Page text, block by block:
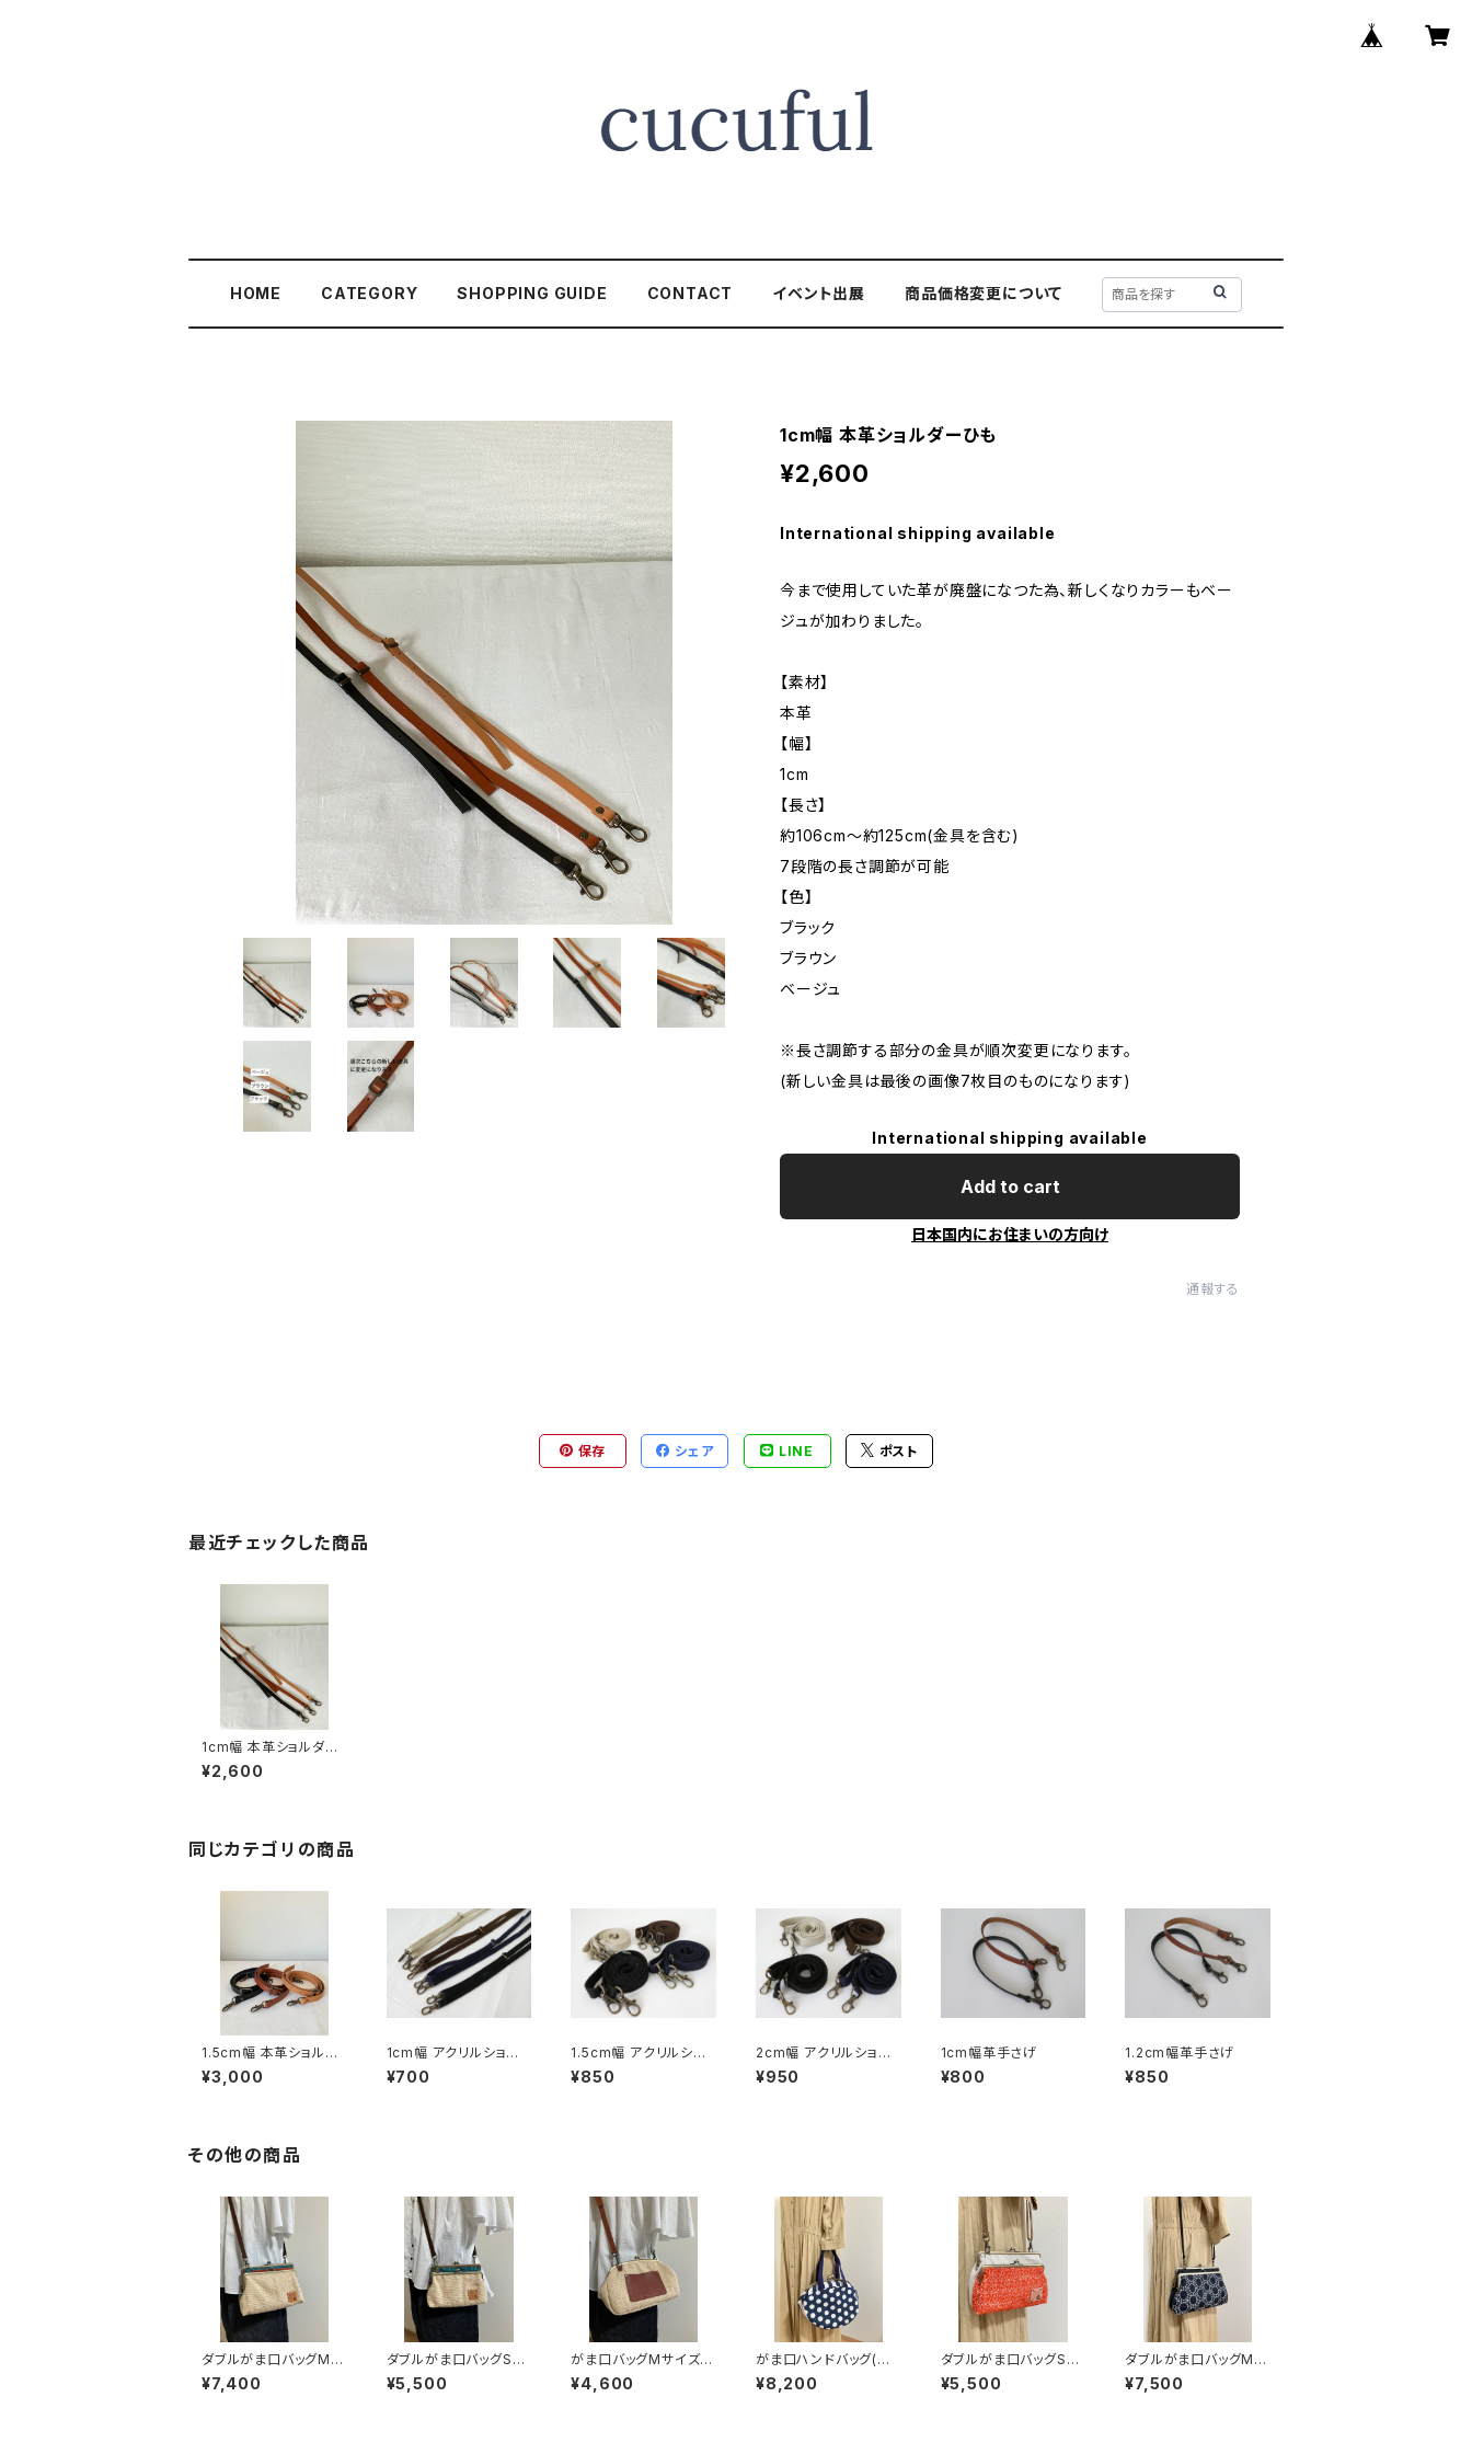
HOME CATEGORY SHOPPING GUIDE CONTACT イベント出展 商品価格変更について
1cm幅 本革ショルダーひも
¥2,600
International shipping available
今まで使用していた革が廃盤になつた為、新しくなりカラーもベー
ジュが加わりました。
【素材】
本革
【幅】
1cm
【長さ】
約106cm～約125cm(金具を含む)
7段階の長さ調節が可能
【色】
ブラック
ブラウン
ベージュ
※長さ調節する部分の金具が順次変更になります。
(新しい金具は最後の画像7枚目のものになります)
International shipping available
Add to cart
日本国内にお住まいの方向け
通報する
保存 シェア LINE ポスト
最近チェックした商品
1cm幅 本革ショルダー
ひも
¥2,600
同じカテゴリの商品
1.5cm幅 本革ショルダ
ーひも
¥3,000
1cm幅 アクリルショル
ダーひも
¥700
1.5cm幅 アクリルショ
ルダーひも
¥850
2cm幅 アクリルショル
ダーひも
¥950
1cm幅革手さげ
¥800
1.2cm幅革手さげ
¥850
その他の商品
ダブルがま口バッグMサ
イズ(ざっくり麻×チェッ
ク) 持ち手別売り
¥7,400
ダブルがま口バッグSサ
イズ(ざっくり麻×チェッ
ク) 持ち手別売り
¥5,500
がま口バッグMサイズ
（ざっくり麻 革ポケット
付き）
¥4,600
がま口ハンドバッグ(ネ
イビードット×ストライ
プ)
¥8,200
ダブルがま口バッグSサ
イズ(オレンジツイード)
持ち手別売り
¥5,500
ダブルがま口バッグMサ
イズ(刺繍サークルレー
ス/ネイビーブラック) 持
¥7,500